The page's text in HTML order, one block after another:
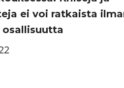
ei voi ratkaista
osallisuutta